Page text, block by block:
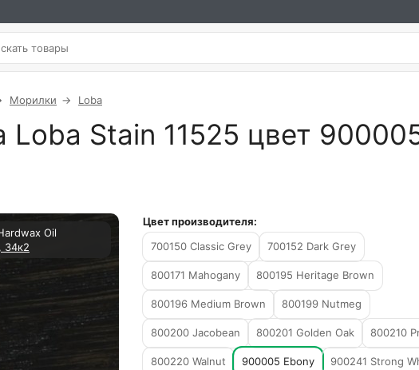
Морилки Loba
Stain 11525 цвет
Oil
34к2
Цвет производителя:
700150 Classic Grey
700152 Dark Grey
800171 Mahogany 800195 Heritage Brown
800196 Medium Brown 800199 Nutmeg
800200 Jacobean 800201 Golden Oak 800210
800220 Walnut 900005 Ebony 900241 Strong